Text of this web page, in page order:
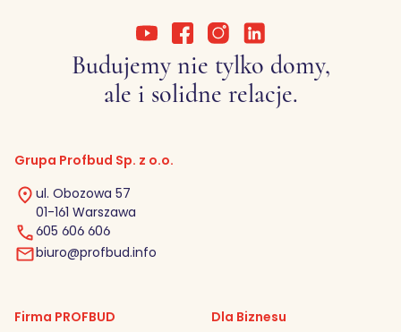
Budujemy nie tylko domy,
ale i solidne relacje.
Grupa Profbud Sp. z o.o.
ul. Obozowa 57
01-161 Warszawa
605 606 606
biuro@profbud.info
Firma PROFBUD
Dla Biznesu